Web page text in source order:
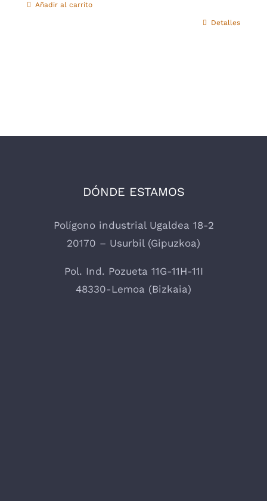
Añadir al carrito
Detalles
DÓNDE ESTAMOS
Polígono industrial Ugaldea 18-2
20170 – Usurbil (Gipuzkoa)
Pol. Ind. Pozueta 11G-11H-11I
48330-Lemoa (Bizkaia)